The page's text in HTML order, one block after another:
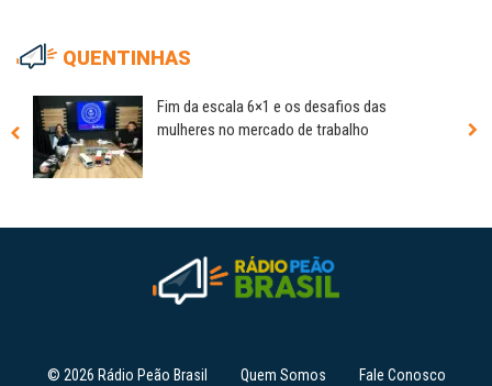
QUENTINHAS
Fim da escala 6×1 e os desafios das
mulheres no mercado de trabalho
© 2026 Rádio Peão Brasil Quem Somos Fale Conosco